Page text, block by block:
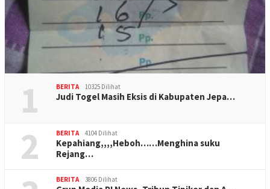
1 BERITA 10325 Dilihat
Judi Togel Masih Eksis di Kabupaten Jepa…
2 BERITA 4104 Dilihat
Kepahiang,,,,Heboh……Menghina suku
Rejang…
BERITA 3806 Dilihat